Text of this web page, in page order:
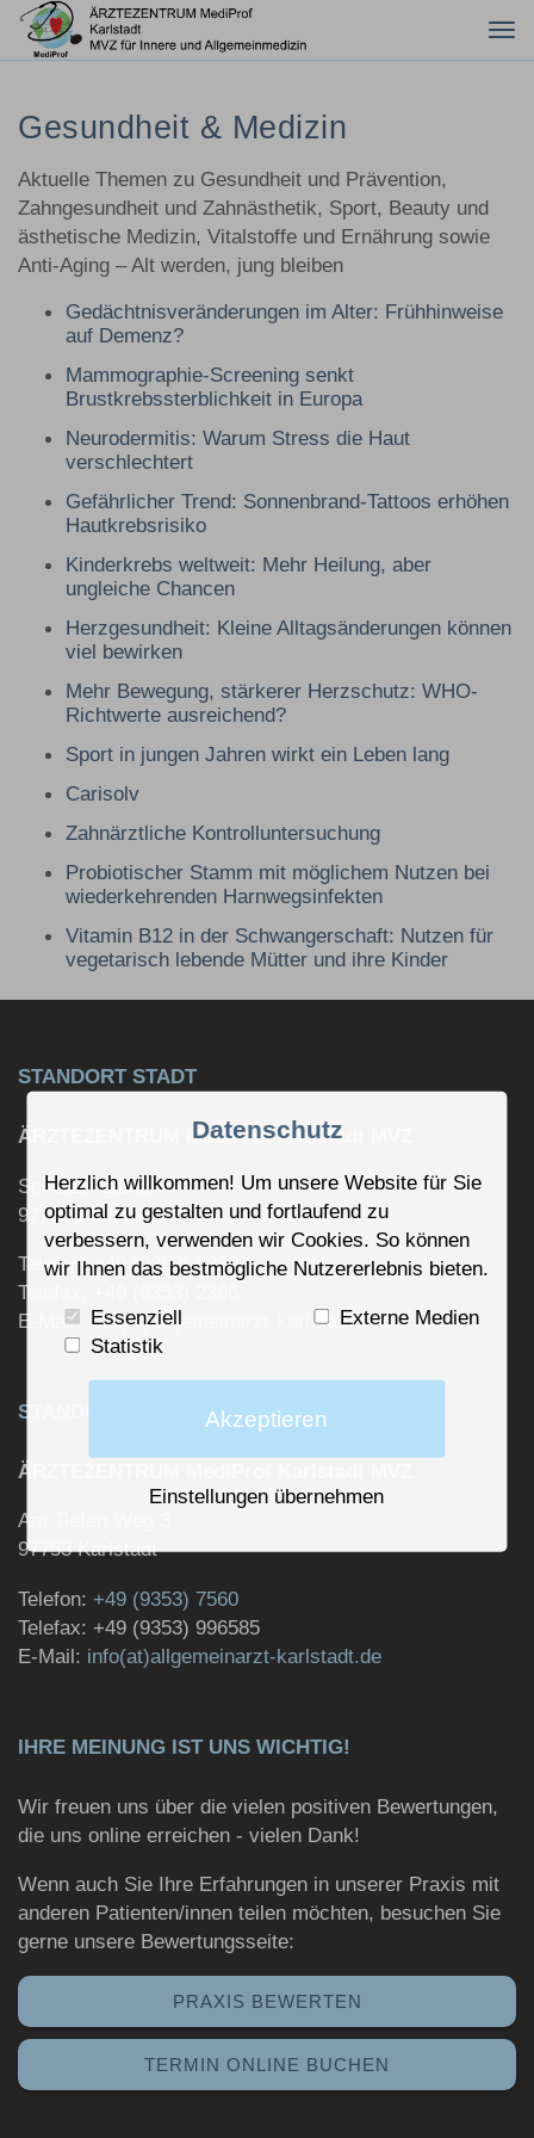
Gesundheit & Medizin
Aktuelle Themen zu Gesundheit und Prävention,
Zahngesundheit und Zahnästhetik, Sport, Beauty und
ästhetische Medizin, Vitalstoffe und Ernährung sowie
Anti-Aging – Alt werden, jung bleiben
Gedächtnisveränderungen im Alter: Frühhinweise
auf Demenz?
Mammographie-Screening senkt
Brustkrebssterblichkeit in Europa
Neurodermitis: Warum Stress die Haut
verschlechtert
Gefährlicher Trend: Sonnenbrand-Tattoos erhöhen
Hautkrebsrisiko
Kinderkrebs weltweit: Mehr Heilung, aber
ungleiche Chancen
Herzgesundheit: Kleine Alltagsänderungen können
viel bewirken
Mehr Bewegung, stärkerer Herzschutz: WHO-
Richtwerte ausreichend?
Sport in jungen Jahren wirkt ein Leben lang
Carisolv
Zahnärztliche Kontrolluntersuchung
Probiotischer Stamm mit möglichem Nutzen bei
wiederkehrenden Harnwegsinfekten
Vitamin B12 in der Schwangerschaft: Nutzen für
vegetarisch lebende Mütter und ihre Kinder
STANDORT STADT
ÄRZTEZENTRUM MediProf Karlstadt MVZ
Schützengasse 6
97753 Karlstadt
Telefon:+49 (9353) 2330
Telefax: +49 (9353) 2366
E-Mail: info(at)allgemeinarzt-karlstadt.de
STANDORT SIEDLUNG
ÄRZTEZENTRUM MediProf Karlstadt MVZ
Am Tiefen Weg 3
97753 Karlstadt
Telefon: +49 (9353) 7560
Telefax: +49 (9353) 996585
E-Mail: info(at)allgemeinarzt-karlstadt.de
IHRE MEINUNG IST UNS WICHTIG!
Wir freuen uns über die vielen positiven Bewertungen,
die uns online erreichen - vielen Dank!
Wenn auch Sie Ihre Erfahrungen in unserer Praxis mit
anderen Patienten/innen teilen möchten, besuchen Sie
gerne unsere Bewertungsseite:
PRAXIS BEWERTEN
TERMIN ONLINE BUCHEN
Datenschutz
Herzlich willkommen! Um unsere Website für Sie
optimal zu gestalten und fortlaufend zu
verbessern, verwenden wir Cookies. So können
wir Ihnen das bestmögliche Nutzererlebnis bieten.
Essenziell
Externe Medien
Statistik
Akzeptieren
Einstellungen übernehmen